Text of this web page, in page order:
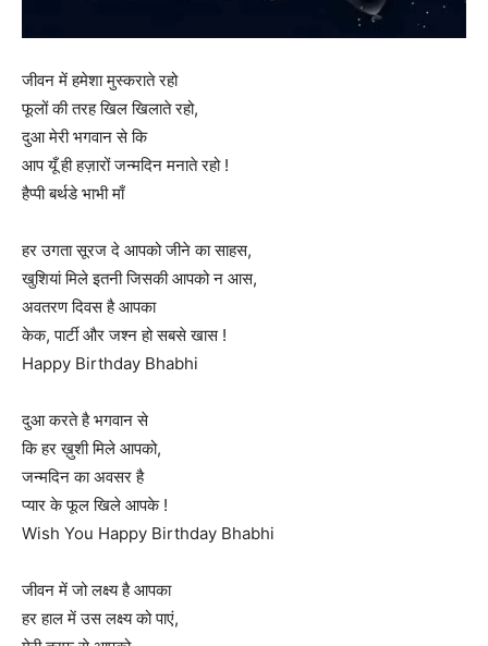
जीवन में हमेशा मुस्कराते रहो
फूलों की तरह खिल खिलाते रहो,
दुआ मेरी भगवान से कि
आप यूँ ही हज़ारों जन्मदिन मनाते रहो !
हैप्पी बर्थडे भाभी माँ
हर उगता सूरज दे आपको जीने का साहस,
खुशियां मिले इतनी जिसकी आपको न आस,
अवतरण दिवस है आपका
केक, पार्टी और जश्न हो सबसे खास !
Happy Birthday Bhabhi
दुआ करते है भगवान से
कि हर ख़ुशी मिले आपको,
जन्मदिन का अवसर है
प्यार के फूल खिले आपके !
Wish You Happy Birthday Bhabhi
जीवन में जो लक्ष्य है आपका
हर हाल में उस लक्ष्य को पाएं,